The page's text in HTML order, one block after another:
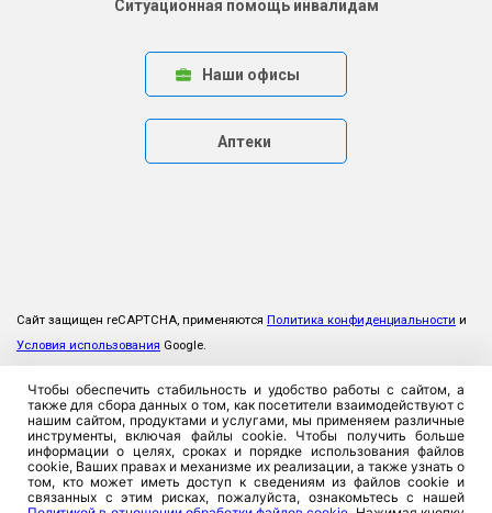
Ситуационная помощь инвалидам
Наши офисы
Аптеки
Сайт защищен reCAPTCHA, применяются Политика конфиденциальности и
Условия использования Google.
Чтобы обеспечить стабильность и удобство работы с сайтом, а
также для сбора данных о том, как посетители взаимодействуют с
нашим сайтом, продуктами и услугами, мы применяем различные
инструменты, включая файлы cookie. Чтобы получить больше
информации о целях, сроках и порядке использования файлов
cookie, Ваших правах и механизме их реализации, а также узнать о
том, кто может иметь доступ к сведениям из файлов cookie и
связанных с этим рисках, пожалуйста, ознакомьтесь с нашей